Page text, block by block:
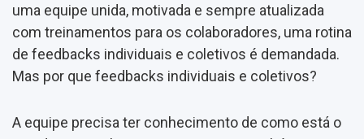
uma equipe unida, motivada e sempre atualizada
com treinamentos para os colaboradores, uma rotina
de feedbacks individuais e coletivos é demandada.
Mas por que feedbacks individuais e coletivos?
A equipe precisa ter conhecimento de como está o